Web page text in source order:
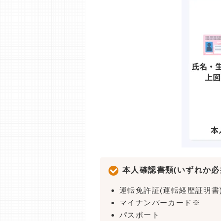
本人確認書類(いずれか
運転免許証(運転経歴証明
マイナンバーカード※
パスポート